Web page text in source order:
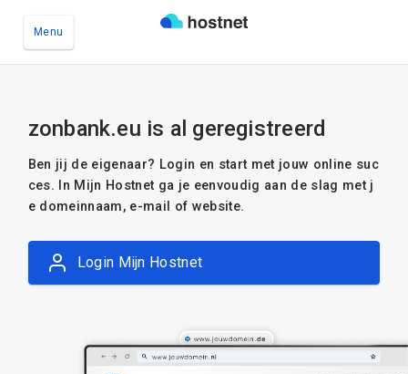
Menu
zonbank.eu is al geregistreerd
Ben jij de eigenaar? Login en start met jouw online suc
ces. In Mijn Hostnet ga je eenvoudig aan de slag met j
e domeinnaam, e-mail of website.
Login Mijn Hostnet